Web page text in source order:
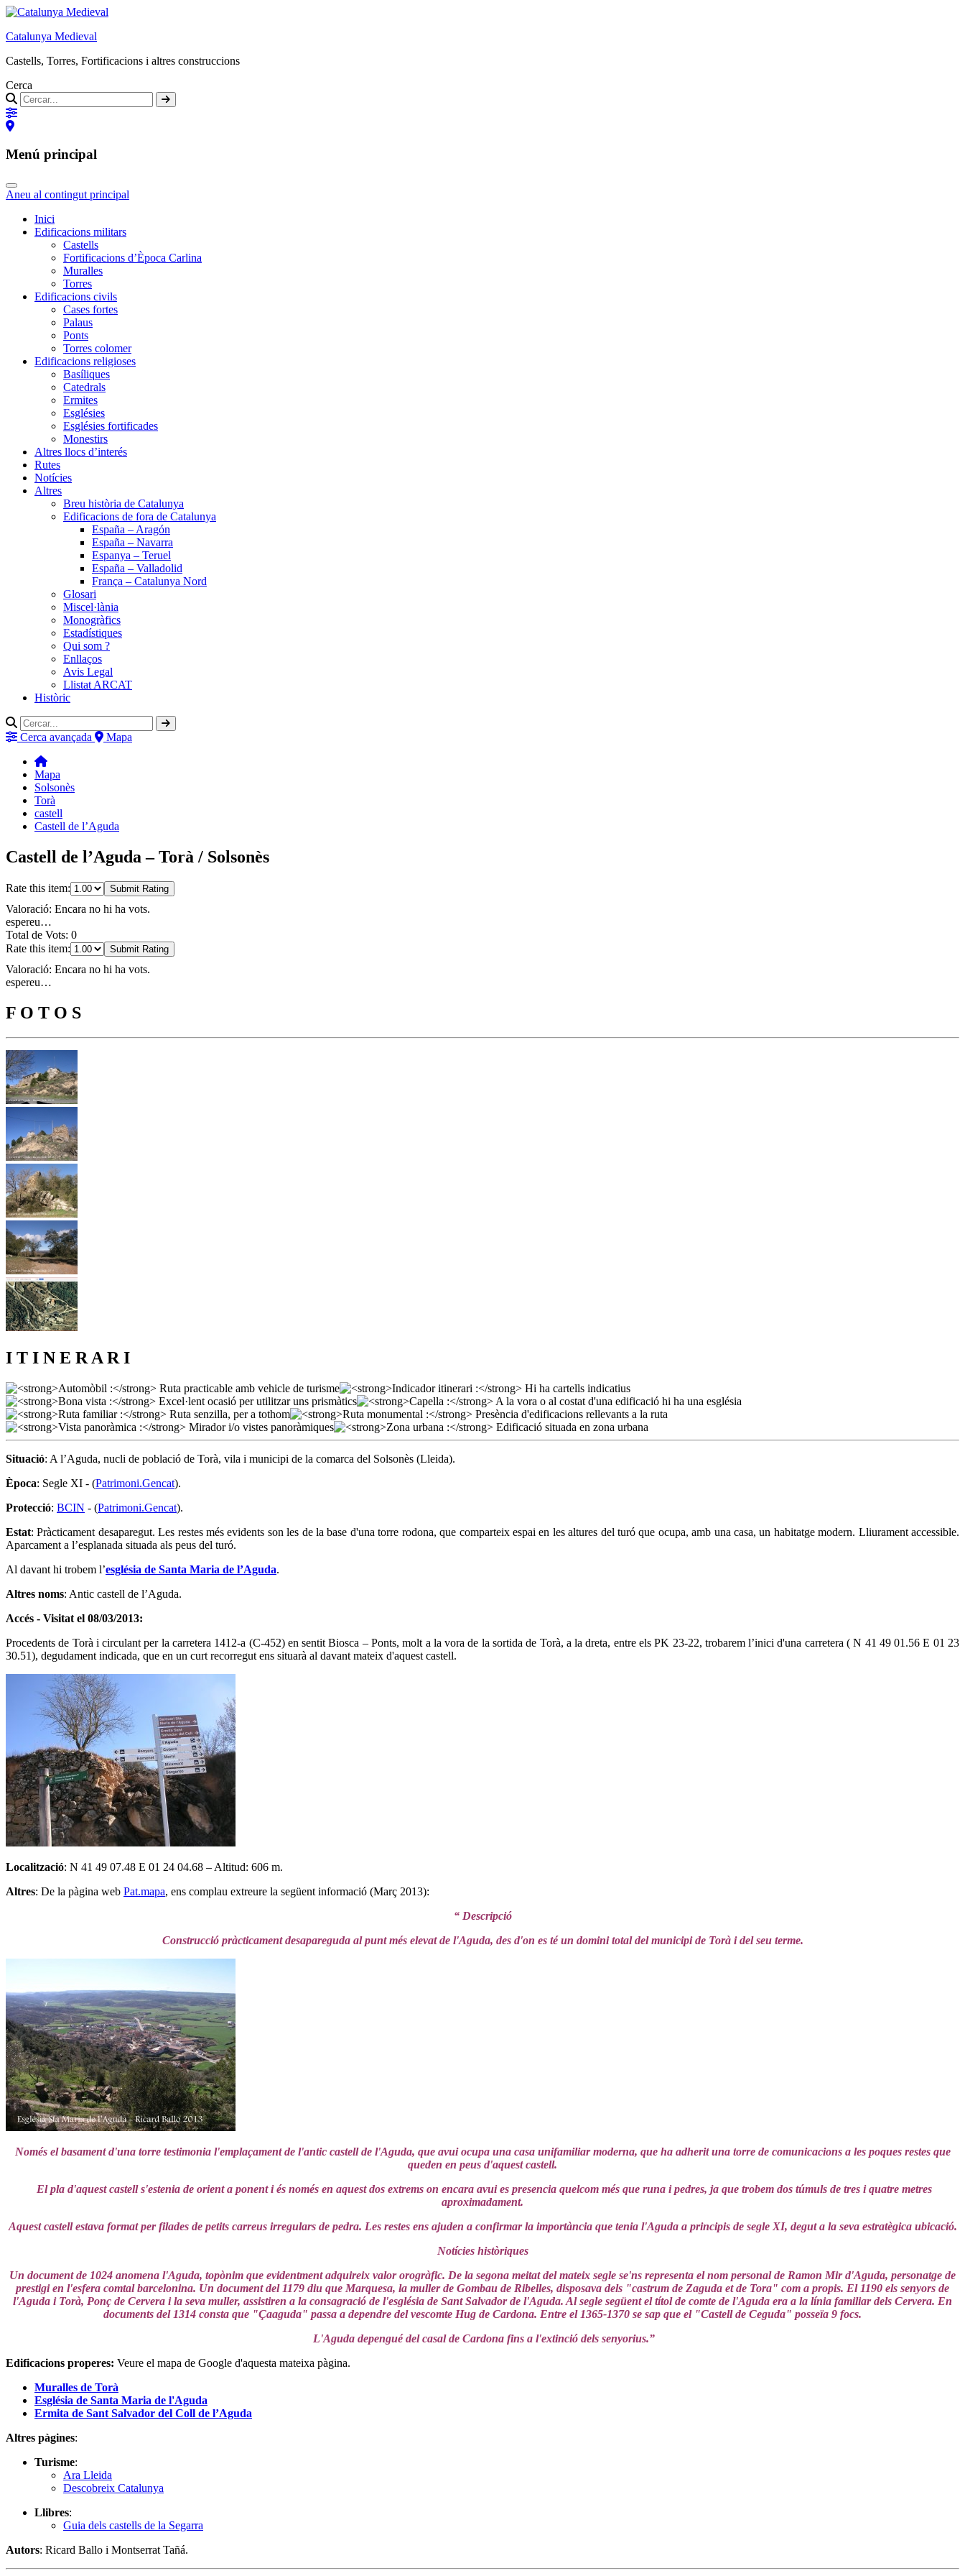
Catalunya Medieval
Castells, Torres, Fortificacions i altres construccions
Cerca
Menú principal
Aneu al contingut principal
Inici
Edificacions militars
Castells
Fortificacions d’Època Carlina
Muralles
Torres
Edificacions civils
Cases fortes
Palaus
Ponts
Torres colomer
Edificacions religioses
Basíliques
Catedrals
Ermites
Esglésies
Esglésies fortificades
Monestirs
Altres llocs d’interés
Rutes
Notícies
Altres
Breu història de Catalunya
Edificacions de fora de Catalunya
España – Aragón
España – Navarra
Espanya – Teruel
España – Valladolid
França – Catalunya Nord
Glosari
Miscel·lània
Monogràfics
Estadístiques
Qui som ?
Enllaços
Avis Legal
Llistat ARCAT
Històric
Cerca avançada Mapa
Mapa
Solsonès
Torà
castell
Castell de l’Aguda
Castell de l’Aguda – Torà / Solsonès
Rate this item: Submit Rating
Valoració: Encara no hi ha vots.
espereu…
Total de Vots: 0
Rate this item:
Submit Rating
Valoració: Encara no hi ha vots.
espereu…
F O T O S
I T I N E R A R I
Situació: A l’Aguda, nucli de població de Torà, vila i municipi de la comarca del Solsonès (Lleida).
Època: Segle XI - (Patrimoni.Gencat).
Protecció: BCIN - (Patrimoni.Gencat).
Estat: Pràcticament desaparegut. Les restes més evidents son les de la base d'una torre rodona, que comparteix espai en les altures del turó que ocupa, amb una casa, un habitatge modern. Lliurament accessible.
Aparcament a l’esplanada situada als peus del turó.
Al davant hi trobem l’església de Santa Maria de l’Aguda.
Altres noms: Antic castell de l’Aguda.
Accés - Visitat el 08/03/2013:
Procedents de Torà i circulant per la carretera 1412-a (C-452) en sentit Biosca – Ponts, molt a la vora de la sortida de Torà, a la dreta, entre els PK 23-22, trobarem l’inici d'una carretera ( N 41 49 01.56 E 01 23
30.51), degudament indicada, que en un curt recorregut ens situarà al davant mateix d'aquest castell.
Localització: N 41 49 07.48 E 01 24 04.68 – Altitud: 606 m.
Altres: De la pàgina web Pat.mapa, ens complau extreure la següent informació (Març 2013):
“ Descripció
Construcció pràcticament desapareguda al punt més elevat de l'Aguda, des d'on es té un domini total del municipi de Torà i del seu terme.
Només el basament d'una torre testimonia l'emplaçament de l'antic castell de l'Aguda, que avui ocupa una casa unifamiliar moderna, que ha adherit una torre de comunicacions a les poques restes que
queden en peus d'aquest castell.
El pla d'aquest castell s'estenia de orient a ponent i és només en aquest dos extrems on encara avui es presencia quelcom més que runa i pedres, ja que trobem dos túmuls de tres i quatre metres
aproximadament.
Aquest castell estava format per filades de petits carreus irregulars de pedra. Les restes ens ajuden a confirmar la importància que tenia l'Aguda a principis de segle XI, degut a la seva estratègica ubicació.
Notícies històriques
Un document de 1024 anomena l'Aguda, topònim que evidentment adquireix valor orogràfic. De la segona meitat del mateix segle se'ns representa el nom personal de Ramon Mir d'Aguda, personatge de
prestigi en l'esfera comtal barcelonina. Un document del 1179 diu que Marquesa, la muller de Gombau de Ribelles, disposava dels "castrum de Zaguda et de Tora" com a propis. El 1190 els senyors de
l'Aguda i Torà, Ponç de Cervera i la seva muller, assistiren a la consagració de l'església de Sant Salvador de l'Aguda. Al segle següent el títol de comte de l'Aguda era a la línia familiar dels Cervera. En
documents del 1314 consta que "Çaaguda" passa a dependre del vescomte Hug de Cardona. Entre el 1365-1370 se sap que el "Castell de Ceguda" posseïa 9 focs.
L'Aguda depengué del casal de Cardona fins a l'extinció dels senyorius.”
Edificacions properes: Veure el mapa de Google d'aquesta mateixa pàgina.
Muralles de Torà
Església de Santa Maria de l'Aguda
Ermita de Sant Salvador del Coll de l’Aguda
Altres pàgines:
Turisme:
Ara Lleida
Descobreix Catalunya
Llibres:
Guia dels castells de la Segarra
Autors: Ricard Ballo i Montserrat Tañá.